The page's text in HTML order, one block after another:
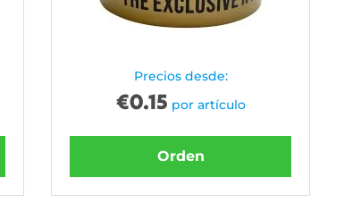
Precios desde:
€0.15 por artículo
Orden